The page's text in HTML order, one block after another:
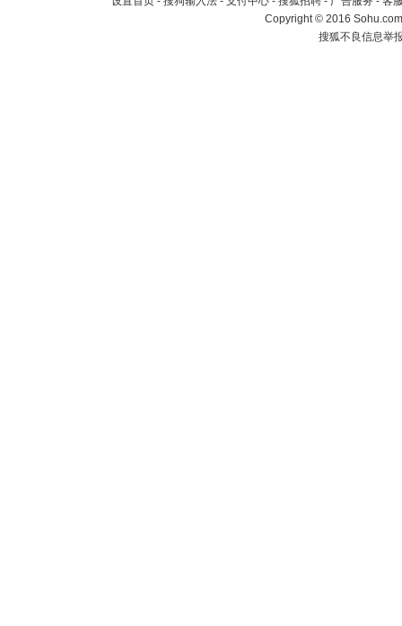
Copyright©2016
搜狐不良信息举